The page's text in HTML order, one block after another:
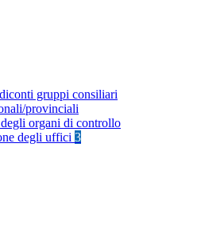
gruppi consiliari
provinciali
organi di controllo
degli uffici 3